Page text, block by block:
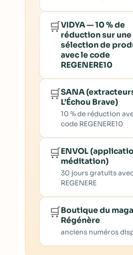
🛒VIDYA — 10 % de
réduction sur une
sélection de
avec le code
REGENERE10
🛒SANA
L’Échou Brave)
10 % de réduction
code REGENERE10
🛒ENVOL
méditation)
30 jours gratuits
REGENERE
🛒Boutique du
Régénère
anciens numéros